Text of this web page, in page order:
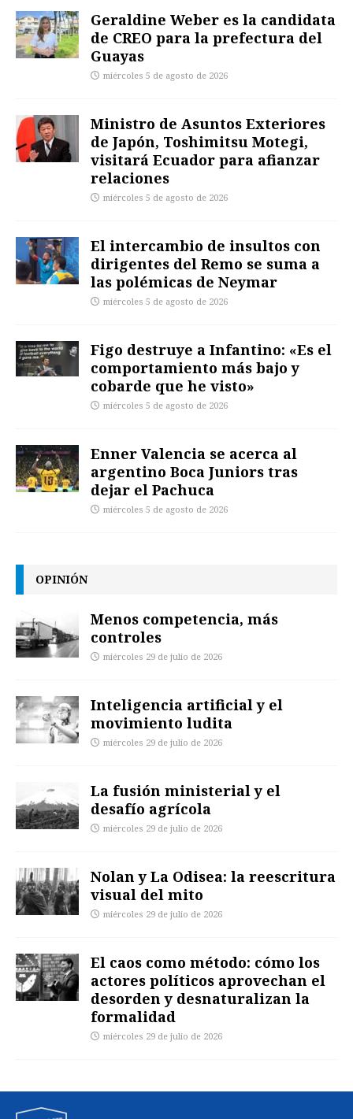
Geraldine Weber es la candidata
de CREO para la prefectura del
Guayas
miércoles 5 de agosto de 2026
Ministro de Asuntos Exteriores
de Japón, Toshimitsu Motegi,
visitará Ecuador para afianzar
relaciones
miércoles 5 de agosto de 2026
El intercambio de insultos con
dirigentes del Remo se suma a
las polémicas de Neymar
miércoles 5 de agosto de 2026
Figo destruye a Infantino: «Es el
comportamiento más bajo y
cobarde que he visto»
miércoles 5 de agosto de 2026
Enner Valencia se acerca al
argentino Boca Juniors tras
dejar el Pachuca
miércoles 5 de agosto de 2026
OPINIÓN
Menos competencia, más
controles
miércoles 29 de julio de 2026
Inteligencia artificial y el
movimiento ludita
miércoles 29 de julio de 2026
La fusión ministerial y el
desafío agrícola
miércoles 29 de julio de 2026
Nolan y La Odisea: la reescritura
visual del mito
miércoles 29 de julio de 2026
El caos como método: cómo los
actores políticos aprovechan el
desorden y desnaturalizan la
formalidad
miércoles 29 de julio de 2026